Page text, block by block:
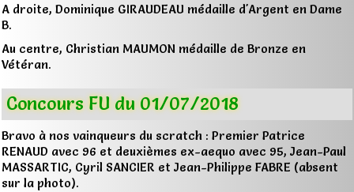
A droite, Dominique GIRAUDEAU médaille d'Argent en Dame
B.
Au centre, Christian MAUMON médaille de Bronze en
Vétéran.
Concours FU du 01/07/2018
Bravo à nos vainqueurs du scratch : Premier Patrice
RENAUD avec 96 et deuxièmes ex-aequo avec 95, Jean-Paul
MASSARTIC, Cyril SANCIER et Jean-Philippe FABRE (absent
sur la photo).